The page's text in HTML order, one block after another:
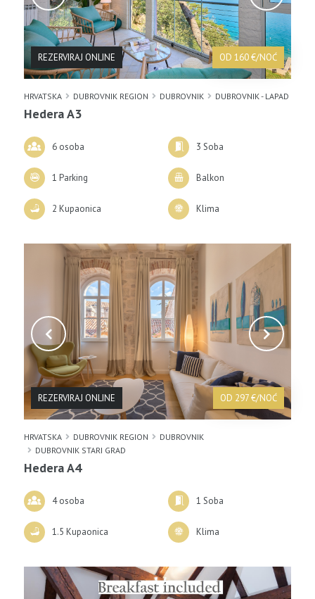
REZERVIRAJ ONLINE OD 160 €/NOĆ
HRVATSKA DUBROVNIK REGION DUBROVNIK DUBROVNIK - LAPAD
Hedera A3
6 osoba 3 Soba
1 Parking Balkon
2 Kupaonica Klima
REZERVIRAJ ONLINE OD 297 €/NOĆ
HRVATSKA DUBROVNIK REGION
DUBROVNIK
DUBROVNIK STARI GRAD
Hedera A4
4 osoba 1 Soba
1.5 Kupaonica Klima